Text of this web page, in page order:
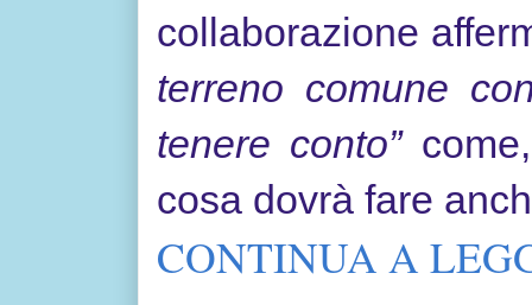
collaborazione
terreno comune
tenere conto”
cosa dovrà fare
CONTINUA A